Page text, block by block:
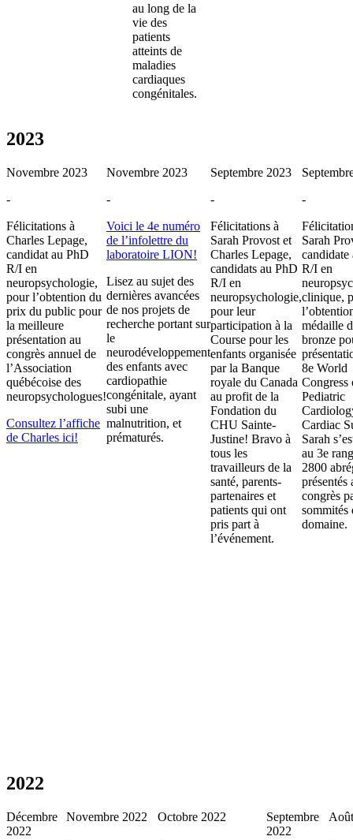
au long de la
vie des
patients
atteints de
maladies
cardiaques
congénitales.
2023
Novembre 2023
-
Félicitations à
Charles Lepage,
candidat au PhD
R/I en
neuropsychologie,
pour l’obtention du
prix du public pour
la meilleure
présentation au
congrès annuel de
l’Association
québécoise des
neuropsychologues!
Consultez l’affiche
de Charles ici!
Novembre 2023
-
Voici le 4e numéro
de l’infolettre du
laboratoire LION!
Lisez au sujet des
dernières avancées
de nos projets de
recherche portant sur
le
neurodéveloppement
des enfants avec
cardiopathie
congénitale, ayant
subi une
malnutrition, et
prématurés.
Septembre 2023
-
Félicitations à
Sarah Provost et
Charles Lepage,
candidats au PhD
R/I en
neuropsychologie,
pour leur
participation à la
Course pour les
enfants organisée
par la Banque
royale du Canada
au profit de la
Fondation du
CHU Sainte-
Justine! Bravo à
tous les
travailleurs de la
santé, parents-
partenaires et
patients qui ont
pris part à
l’événement.
-
Sarah
candidate
R/I en
clinique,
médaille
bronze
8e World
Congress
Pediatric
Cardiac
Sarah
au 3e
2800
présentés
congrès
sommités
domaine.
2022
Décembre
2022
Novembre 2022
Octobre 2022
Septembre
2022